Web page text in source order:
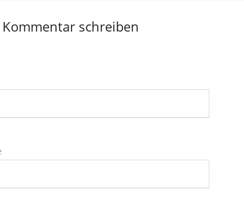
Kommentar schreiben